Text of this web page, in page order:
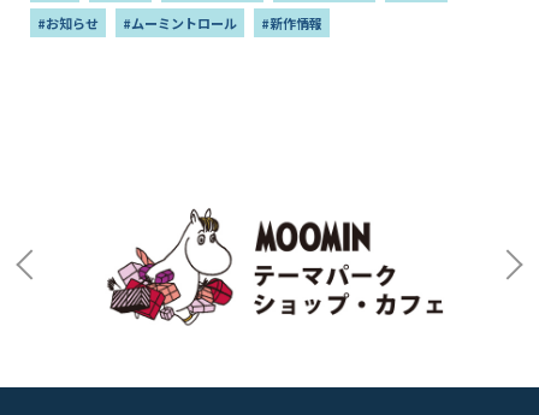
#お知らせ
#ムーミントロール #新作情報